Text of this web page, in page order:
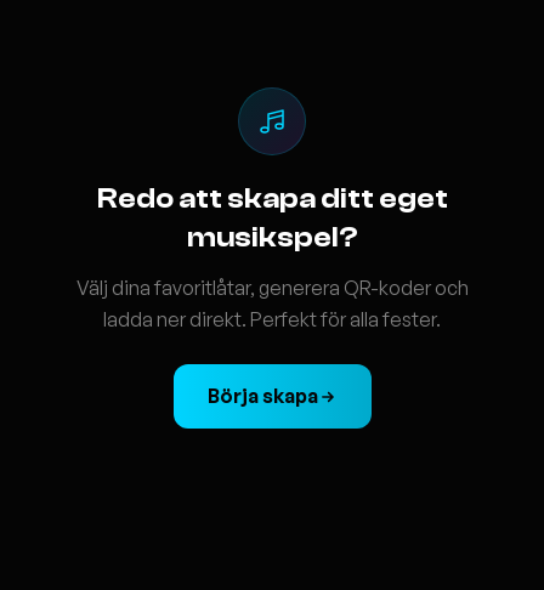
Redo att skapa ditt eget
musikspel?
Välj dina favoritlåtar, generera QR-koder och
ladda ner direkt. Perfekt för alla fester.
Börja skapa